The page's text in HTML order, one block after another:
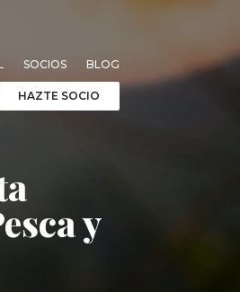
SOCIOS BLOG
HAZTE SOCIO
y